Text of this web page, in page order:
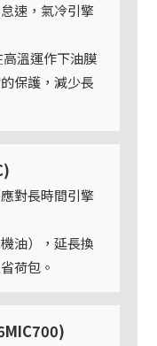
速，氣冷引擎
溫運作下油膜
保護，減少長
對長時間引擎
油），延長換
荷包。